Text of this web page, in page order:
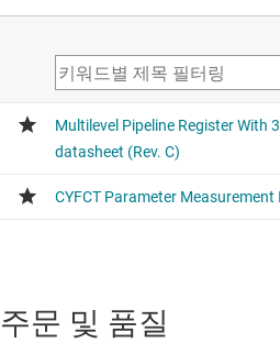
주문 및 품질